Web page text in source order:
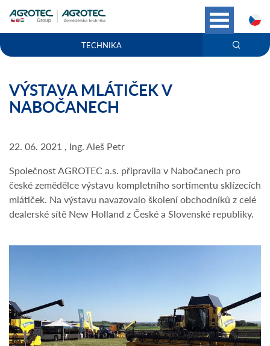
TECHNIKA
VÝSTAVA MLÁTIČEK V
NABOČANECH
22. 06. 2021 , Ing. Aleš Petr
Společnost AGROTEC a.s. připravila v Nabočanech pro
české zemědělce výstavu kompletního sortimentu sklízecích
mlátiček. Na výstavu navazovalo školení obchodníků z celé
dealerské sítě New Holland z České a Slovenské republiky.